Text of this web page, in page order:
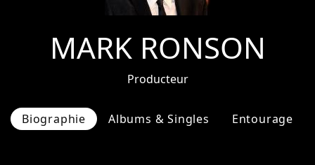
MARK RONSON
Producteur
Biographie Albums & Singles Entourage